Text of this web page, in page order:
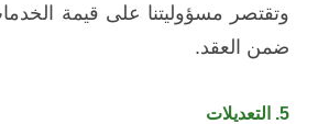
وتقتصر مسؤوليتنا على قيمة
ضمن العقد.
5. التعديلات